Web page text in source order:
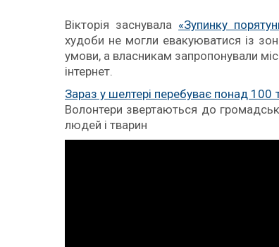
Вікторія заснувала «Зупинку
худоби не могли евакуюватися із
умови, а власникам запропонували
інтернет.
Зараз у шелтері перебуває понад 100
Волонтери звертаються до
людей і тварин